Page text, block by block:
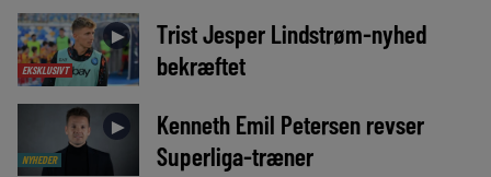
EKSKLUSIVT
►
Trist Jesper Lindstrøm-nyhed
bekræftet
NYHEDER
►
Kenneth Emil Petersen revser
Superliga-træner